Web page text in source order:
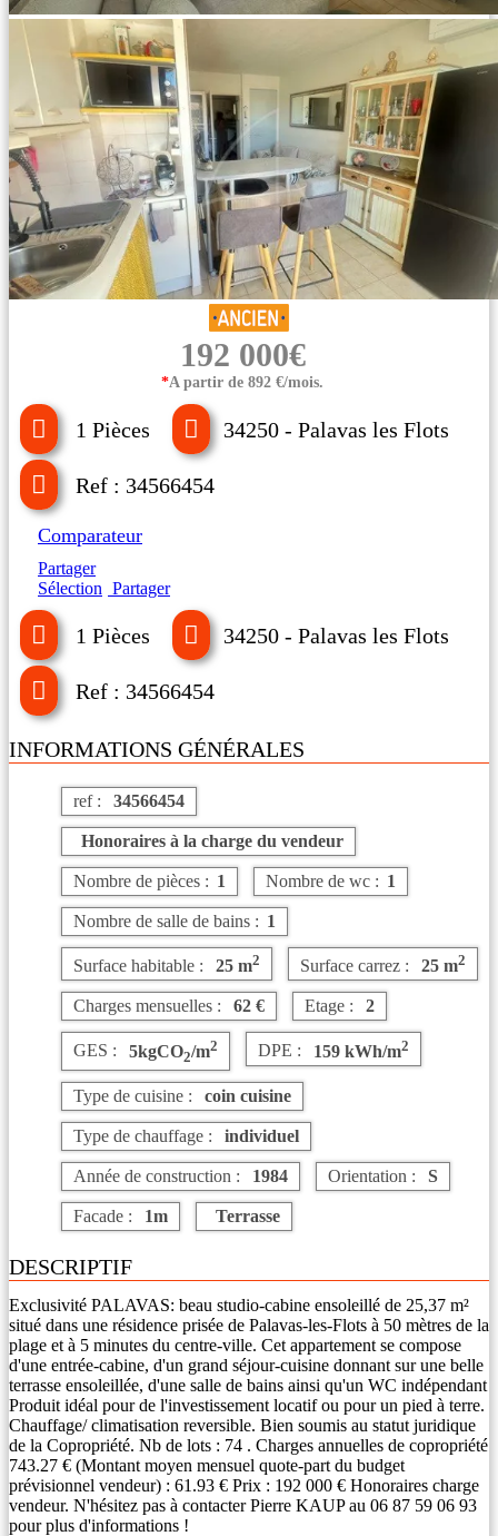
192 000€
*A partir de 892 €/mois.
1 Pièces 34250 - Palavas les Flots
Ref : 34566454
Comparateur
Partager
Sélection Partager
1 Pièces 34250 - Palavas les Flots
Ref : 34566454
INFORMATIONS GÉNÉRALES
ref : 34566454
Honoraires à la charge du vendeur
Nombre de pièces : 1 Nombre de wc : 1
Nombre de salle de bains : 1
Surface habitable : 25 m2 Surface carrez : 25 m2
Charges mensuelles : 62 € Etage : 2
GES : 5kgCO2/m2 DPE : 159 kWh/m2
Type de cuisine : coin cuisine
Type de chauffage : individuel
Année de construction : 1984 Orientation : S
Facade : 1m Terrasse
DESCRIPTIF
Exclusivité PALAVAS: beau studio-cabine ensoleillé de 25,37 m²
situé dans une résidence prisée de Palavas-les-Flots à 50 mètres de la
plage et à 5 minutes du centre-ville. Cet appartement se compose
d'une entrée-cabine, d'un grand séjour-cuisine donnant sur une belle
terrasse ensoleillée, d'une salle de bains ainsi qu'un WC indépendant
Produit idéal pour de l'investissement locatif ou pour un pied à terre.
Chauffage/ climatisation reversible. Bien soumis au statut juridique
de la Copropriété. Nb de lots : 74 . Charges annuelles de copropriété
743.27 € (Montant moyen mensuel quote-part du budget
prévisionnel vendeur) : 61.93 € Prix : 192 000 € Honoraires charge
vendeur. N'hésitez pas à contacter Pierre KAUP au 06 87 59 06 93
pour plus d'informations !